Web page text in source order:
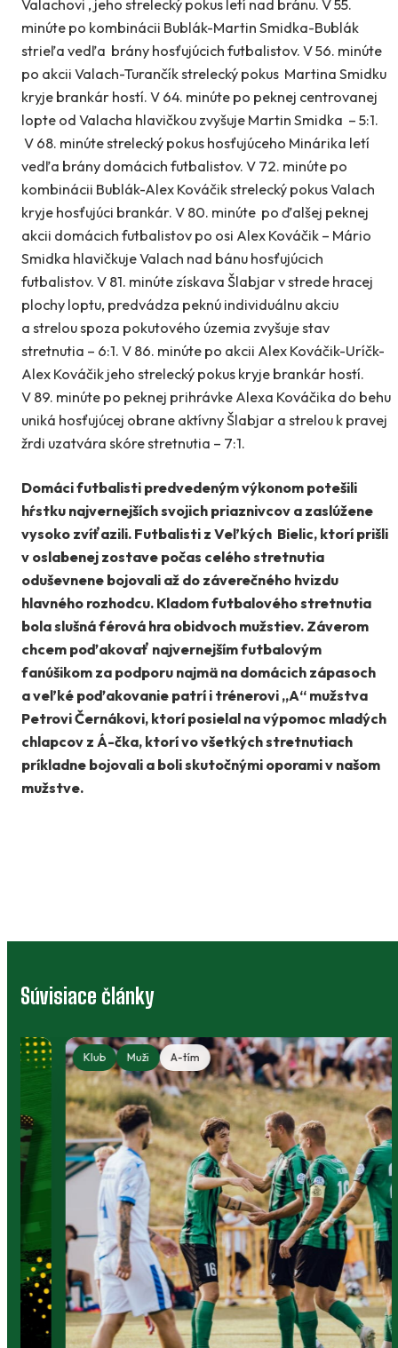
Valachovi , jeho strelecký pokus letí nad bránu. V 55.
minúte po kombinácii Bublák-Martin Smidka-Bublák
strieľa vedľa brány hosťujúcich futbalistov. V 56. minúte
po akcii Valach-Turančík strelecký pokus Martina Smidku
kryje brankár hostí. V 64. minúte po peknej centrovanej
lopte od Valacha hlavičkou zvyšuje Martin Smidka – 5:1.
V 68. minúte strelecký pokus hosťujúceho Minárika letí
vedľa brány domácich futbalistov. V 72. minúte po
kombinácii Bublák-Alex Kováčik strelecký pokus Valach
kryje hosťujúci brankár. V 80. minúte po ďalšej peknej
akcii domácich futbalistov po osi Alex Kováčik – Mário
Smidka hlavičkuje Valach nad bánu hosťujúcich
futbalistov. V 81. minúte získava Šlabjar v strede hracej
plochy loptu, predvádza peknú individuálnu akciu
a strelou spoza pokutového územia zvyšuje stav
stretnutia – 6:1. V 86. minúte po akcii Alex Kováčik-Uríčk-
Alex Kováčik jeho strelecký pokus kryje brankár hostí.
V 89. minúte po peknej prihrávke Alexa Kováčika do behu
uniká hosťujúcej obrane aktívny Šlabjar a strelou k pravej
žrdi uzatvára skóre stretnutia – 7:1.
Domáci futbalisti predvedeným výkonom potešili
hŕstku najvernejších svojich priaznivcov a zaslúžene
vysoko zvíťazili. Futbalisti z Veľkých Bielic, ktorí prišli
v oslabenej zostave počas celého stretnutia
oduševnene bojovali až do záverečného hvizdu
hlavného rozhodcu. Kladom futbalového stretnutia
bola slušná férová hra obidvoch mužstiev. Záverom
chcem poďakovať najvernejším futbalovým
fanúšikom za podporu najmä na domácich zápasoch
a veľké poďakovanie patrí i trénerovi „A“ mužstva
Petrovi Černákovi, ktorí posielal na výpomoc mladých
chlapcov z Á-čka, ktorí vo všetkých stretnutiach
príkladne bojovali a boli skutočnými oporami v našom
mužstve.
Súvisiace články
Klub Muži A-tím